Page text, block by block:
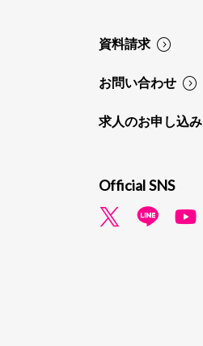
資料請求
お問い合わせ
求人のお申し込み
Official SNS